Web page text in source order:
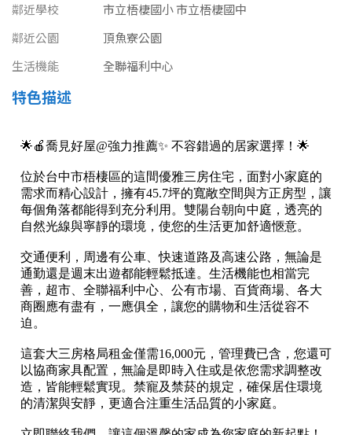
台東縣
樓層
不拘
21樓以上
樓
格局
2房 3房
鄰近學校
市立梧棲國小 市立梧棲國中
鄰近公園
頂魚寮公園
生活機能
全聯福利中心
特色描述